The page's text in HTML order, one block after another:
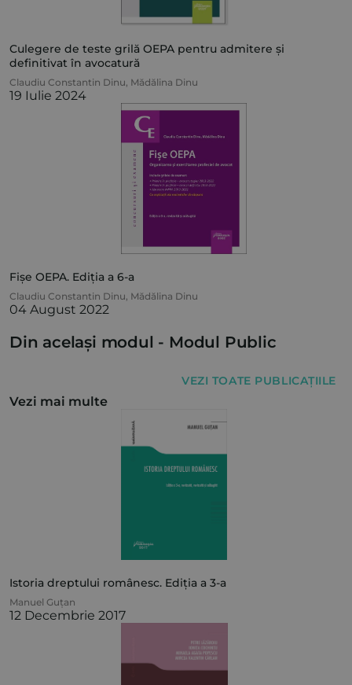
Culegere de teste grilă OEPA pentru admitere și
definitivat în avocatură
Claudiu Constantin Dinu, Mădălina Dinu
19 Iulie 2024
Fișe OEPA. Ediția a 6-a
Claudiu Constantin Dinu, Mădălina Dinu
04 August 2022
Din același modul - Modul Public
VEZI TOATE PUBLICAȚIILE
Vezi mai multe
Istoria dreptului românesc. Ediția a 3-a
Manuel Guțan
12 Decembrie 2017